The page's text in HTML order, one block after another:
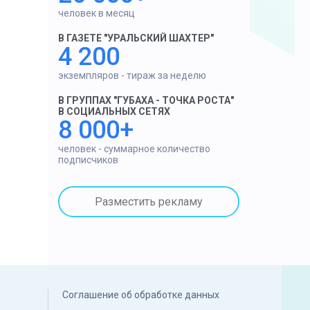
человек в месяц
В ГАЗЕТЕ "УРАЛЬСКИЙ ШАХТЕР"
4 200
экземпляров - тираж за неделю
В ГРУППАХ "ГУБАХА - ТОЧКА РОСТА"
В СОЦИАЛЬНЫХ СЕТЯХ
8 000+
человек - суммарное количество
подписчиков
Разместить рекламу
Соглашение об обработке данных